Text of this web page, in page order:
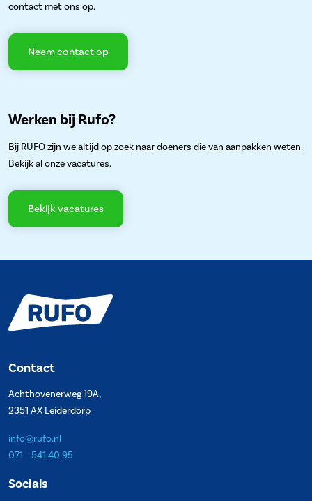
contact met ons op.
Neem contact op
Werken bij Rufo?
Bij RUFO zijn we altijd op zoek naar doeners die van aanpakken weten.
Bekijk al onze vacatures.
Bekijk vacatures
Contact
Achthovenerweg 19A,
2351 AX Leiderdorp
info@rufo.nl
071 – 541 40 95
Socials